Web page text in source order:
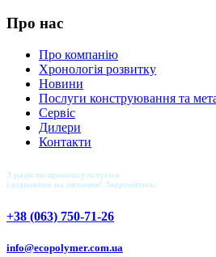
Про нас
Про компанію
Хронологія розвитку
Новини
Послуги конструювання та
Сервіс
Дилери
Контакти
З радістю проконсультуємо
і відповімо на питання! Звертайтесь:
+38 (063) 750-71-26
info@ecopolymer.com.ua